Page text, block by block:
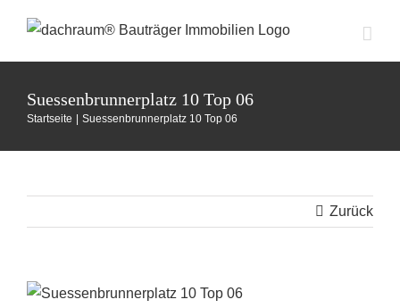
Inhalt
springen
Suessenbrunnerplatz 10 Top 06
Startseite Suessenbrunnerplatz 10 Top 06
Zurück